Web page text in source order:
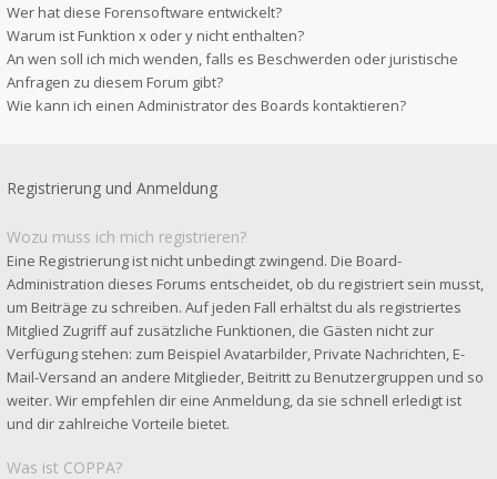
Wer hat diese Forensoftware entwickelt?
Warum ist Funktion x oder y nicht enthalten?
An wen soll ich mich wenden, falls es Beschwerden oder juristische
Anfragen zu diesem Forum gibt?
Wie kann ich einen Administrator des Boards kontaktieren?
Registrierung und Anmeldung
Wozu muss ich mich registrieren?
Eine Registrierung ist nicht unbedingt zwingend. Die Board-
Administration dieses Forums entscheidet, ob du registriert sein musst,
um Beiträge zu schreiben. Auf jeden Fall erhältst du als registriertes
Mitglied Zugriff auf zusätzliche Funktionen, die Gästen nicht zur
Verfügung stehen: zum Beispiel Avatarbilder, Private Nachrichten, E-
Mail-Versand an andere Mitglieder, Beitritt zu Benutzergruppen und so
weiter. Wir empfehlen dir eine Anmeldung, da sie schnell erledigt ist
und dir zahlreiche Vorteile bietet.
Was ist COPPA?